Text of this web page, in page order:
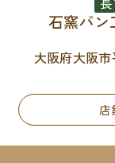
石窯パン
大阪府大阪
店